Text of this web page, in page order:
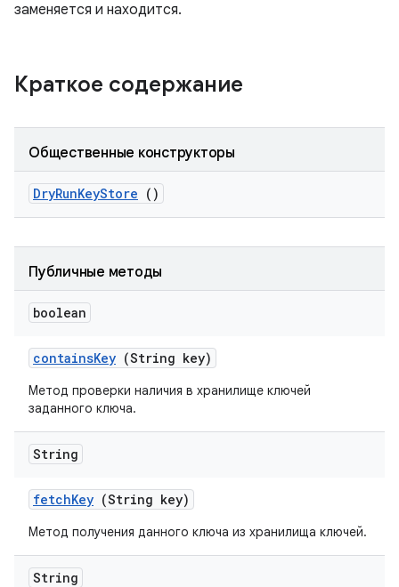
заменяется и находится.
Краткое содержание
Общественные конструкторы
DryRunKeyStore ()
Публичные методы
boolean
containsKey (String key)
Метод проверки наличия в хранилище ключей
заданного ключа.
String
fetchKey (String key)
Метод получения данного ключа из хранилища ключей.
String